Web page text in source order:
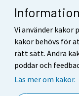
Vi använder kakor
kakor behövs för
rätt sätt. Andra
poddar och
Läs mer om kakor.
Respons
Användarvillkor
Dataskydd
Tillgänglighet